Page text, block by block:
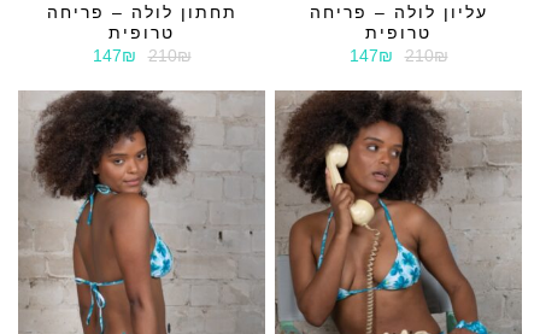
עליון לולה – פריחה
טרופית
210₪
147₪
תחתון לולה – פריחה
טרופית
210₪
147₪